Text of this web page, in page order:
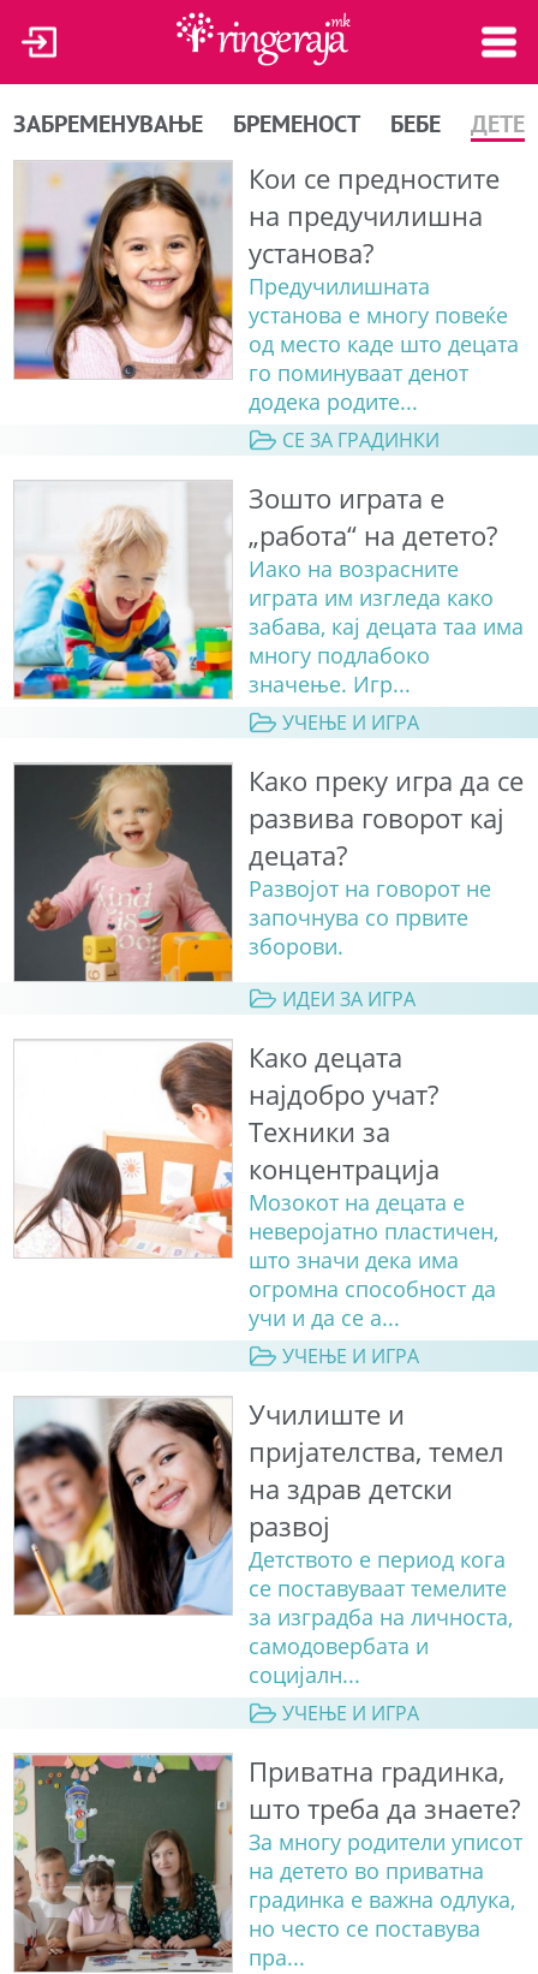
ЗАБРЕМЕНУВАЊЕ БРЕМЕНОСТ БЕБЕ ДЕТЕ
Кои се предностите
на предучилишна
установа?
Предучилишната
установа е многу повеќе
од место каде што децата
го поминуваат денот
додека родите...
СЕ ЗА ГРАДИНКИ
Зошто играта е
„работа“ на детето?
Иако на возрасните
играта им изгледа како
забава, кај децата таа има
многу подлабоко
значење. Игр...
УЧЕЊЕ И ИГРА
Како преку игра да се
развива говорот кај
децата?
Развојот на говорот не
започнува со првите
зборови.
ИДЕИ ЗА ИГРА
Како децата
најдобро учат?
Техники за
концентрација
Мозокот на децата е
неверојатно пластичен,
што значи дека има
огромна способност да
учи и да се а...
УЧЕЊЕ И ИГРА
Училиште и
пријателства, темел
на здрав детски
развој
Детството е период кога
се поставуваат темелите
за изградба на личноста,
самодовербата и
социјалн...
УЧЕЊЕ И ИГРА
Приватна градинка,
што треба да знаете?
За многу родители уписот
на детето во приватна
градинка е важна одлука,
но често се поставува
пра...